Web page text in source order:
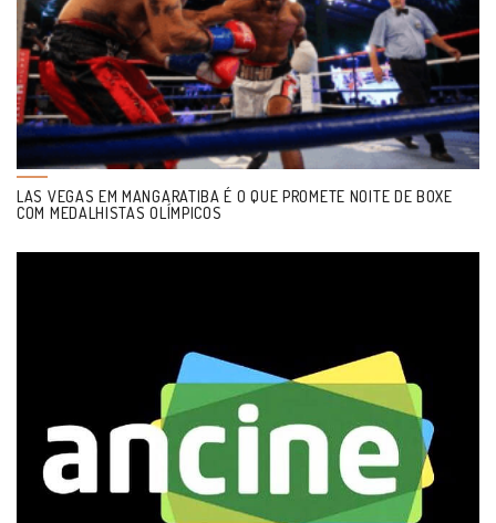
LAS VEGAS EM MANGARATIBA É O QUE PROMETE NOITE DE BOXE
COM MEDALHISTAS OLÍMPICOS